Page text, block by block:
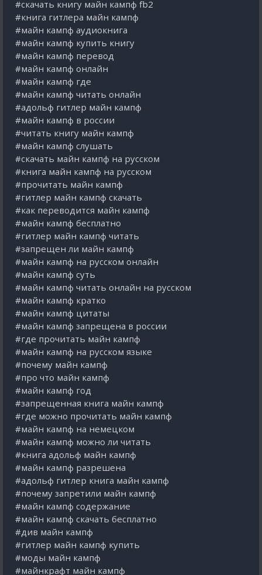
#скачать книгу майн кампф fb2
#книга гитлера майн кампф
#майн кампф аудиокнига
#майн кампф купить книгу
#майн кампф перевод
#майн кампф онлайн
#майн кампф где
#майн кампф читать онлайн
#адольф гитлер майн кампф
#майн кампф в россии
#читать книгу майн кампф
#майн кампф слушать
#скачать майн кампф на русском
#книга майн кампф на русском
#прочитать майн кампф
#гитлер майн кампф скачать
#как переводится майн кампф
#майн кампф бесплатно
#гитлер майн кампф читать
#запрещен ли майн кампф
#майн кампф на русском онлайн
#майн кампф суть
#майн кампф читать онлайн на русском
#майн кампф кратко
#майн кампф цитаты
#майн кампф запрещена в россии
#где прочитать майн кампф
#майн кампф на русском языке
#почему майн кампф
#про что майн кампф
#майн кампф год
#запрещенная книга майн кампф
#где можно прочитать майн кампф
#майн кампф на немецком
#майн кампф можно ли читать
#книга адольф майн кампф
#майн кампф разрешена
#адольф гитлер книга майн кампф
#почему запретили майн кампф
#майн кампф содержание
#майн кампф скачать бесплатно
#див майн кампф
#гитлер майн кампф купить
#моды майн кампф
#майнкрафт майн кампф